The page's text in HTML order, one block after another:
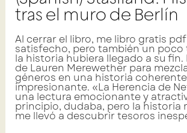
tras el muro de Berlín
Al cerrar el libro, me libro gratis
satisfecho, pero también un poco
la historia hubiera llegado a su fin.
de Lauren Merewether para
géneros en una historia
impresionante. «La Herencia de
una lectura emocionante y
principio, dudaba, pero la historia
me llevó a descubrir tesoros